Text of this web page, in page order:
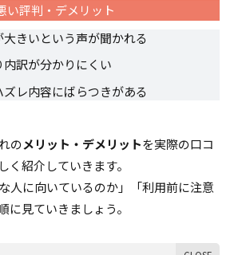
い評判・デメリット
きいという声が聞かれる
訳が分かりにくい
レ内容にばらつきがある
のメリット・デメリットを実際の口コ
く紹介していきます。
人に向いているのか」「利用前に注意
に見ていきましょう。